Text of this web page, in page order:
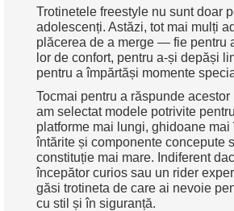
Trotinetele freestyle nu sunt doar
adolescenți. Astăzi, tot mai mulți
plăcerea de a merge — fie pentru
lor de confort, pentru a-și depăși
pentru a împărtăși momente
Tocmai pentru a răspunde acestor
am selectat modele potrivite
platforme mai lungi, ghidoane mai
întărite și componente concepute
constituție mai mare. Indiferent
începător curios sau un rider
găsi trotineta de care ai nevoie
cu stil și în siguranță.